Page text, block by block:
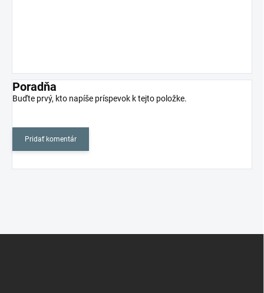
Poradňa
Buďte prvý, kto napíše príspevok k tejto položke.
Pridať komentár